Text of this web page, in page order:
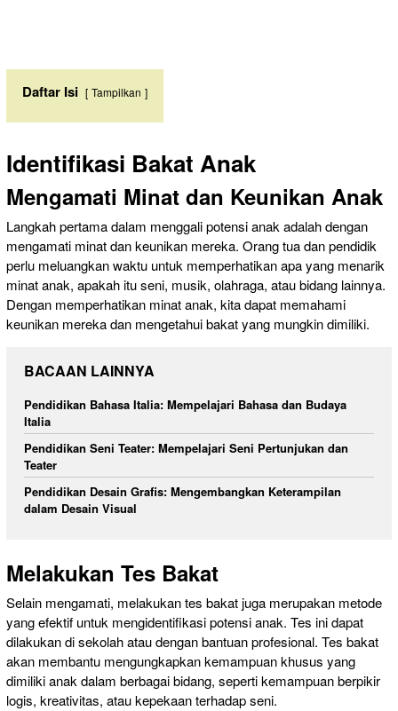
Daftar Isi Tampilkan
Identifikasi Bakat Anak
Mengamati Minat dan Keunikan Anak
Langkah pertama dalam menggali potensi anak adalah dengan
mengamati minat dan keunikan mereka. Orang tua dan pendidik
perlu meluangkan waktu untuk memperhatikan apa yang menarik
minat anak, apakah itu seni, musik, olahraga, atau bidang lainnya.
Dengan memperhatikan minat anak, kita dapat memahami
keunikan mereka dan mengetahui bakat yang mungkin dimiliki.
BACAAN LAINNYA
Pendidikan Bahasa Italia: Mempelajari Bahasa dan Budaya
Italia
Pendidikan Seni Teater: Mempelajari Seni Pertunjukan dan
Teater
Pendidikan Desain Grafis: Mengembangkan Keterampilan
dalam Desain Visual
Melakukan Tes Bakat
Selain mengamati, melakukan tes bakat juga merupakan metode
yang efektif untuk mengidentifikasi potensi anak. Tes ini dapat
dilakukan di sekolah atau dengan bantuan profesional. Tes bakat
akan membantu mengungkapkan kemampuan khusus yang
dimiliki anak dalam berbagai bidang, seperti kemampuan berpikir
logis, kreativitas, atau kepekaan terhadap seni.